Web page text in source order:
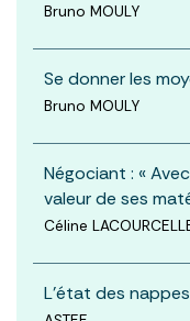
Bruno MOULY
Se donner les
Bruno MOULY
Négociant : «
valeur de ses
Céline
L'état des